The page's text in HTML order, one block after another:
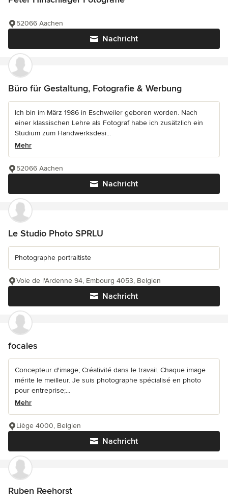
Nachricht
52066 Aachen
Büro für Gestaltung, Fotografie & Werbung
Ich bin im März 1986 in Eschweiler geboren worden. Nach
einer klassischen Lehre als Fotograf habe ich zusätzlich ein
Studium zum Handwerksdesi...
Mehr
Nachricht
52066 Aachen
Le Studio Photo SPRLU
Photographe portraitiste
Nachricht
Voie de l'Ardenne 94, Embourg 4053, Belgien
focales
Concepteur d'image; Créativité dans le travail. Chaque image
mérite le meilleur. Je suis photographe spécialisé en photo
pour entreprise;...
Mehr
Nachricht
Liège 4000, Belgien
Ruben Reehorst